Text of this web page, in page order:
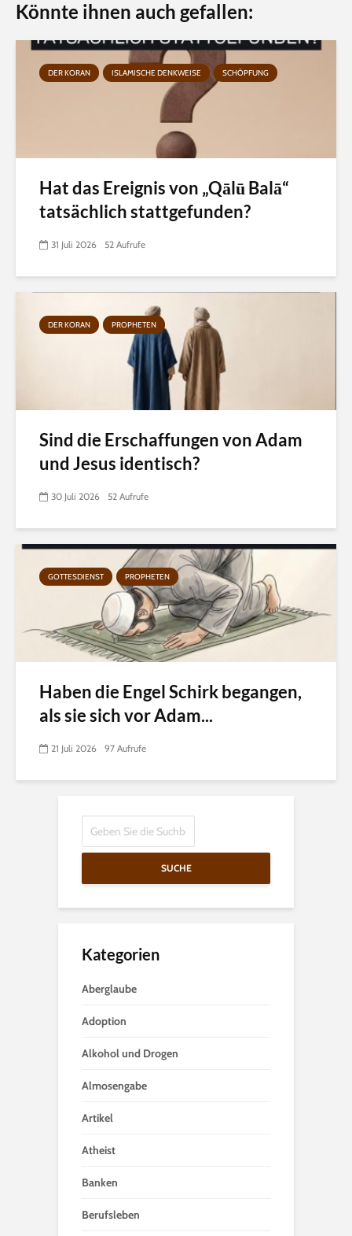
Könnte ihnen auch gefallen:
DER KORAN ISLAMISCHE DENKWEISE SCHÖPFUNG
Hat das Ereignis von „Qālū Balā“
tatsächlich stattgefunden?
31 Juli 2026 52 Aufrufe
DER KORAN PROPHETEN
Sind die Erschaffungen von Adam
und Jesus identisch?
30 Juli 2026 52 Aufrufe
GOTTESDIENST PROPHETEN
Haben die Engel Schirk begangen,
als sie sich vor Adam...
21 Juli 2026 97 Aufrufe
SUCHE
Kategorien
Aberglaube
Adoption
Alkohol und Drogen
Almosengabe
Artikel
Atheist
Banken
Berufsleben